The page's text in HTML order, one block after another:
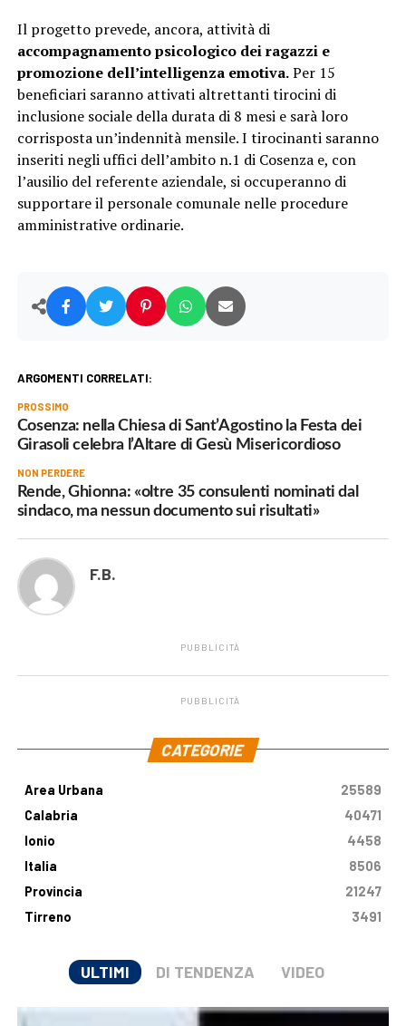
Il progetto prevede, ancora, attività di
accompagnamento psicologico dei ragazzi e
promozione dell’intelligenza emotiva.Per 15
beneficiari saranno attivati altrettanti tirocini di
inclusione sociale della durata di 8 mesi e sarà loro
corrisposta un’indennità mensile. I tirocinanti saranno
inseriti negli uffici dell’ambito n.1 di Cosenza e, con
l’ausilio del referente aziendale, si occuperanno di
supportare il personale comunale nelle procedure
amministrative ordinarie.
ARGOMENTI CORRELATI:
PROSSIMO
Cosenza: nella Chiesa di Sant’Agostino la Festa dei
Girasoli celebra l’Altare di Gesù Misericordioso
NON PERDERE
Rende, Ghionna: «oltre 35 consulenti nominati dal
sindaco, ma nessun documento sui risultati»
F.B.
PUBBLICITÀ
PUBBLICITÀ
CATEGORIE
Area Urbana
25589
Calabria
40471
Ionio
4458
Italia
8506
Provincia
21247
Tirreno
3491
ULTIMI DI TENDENZA VIDEO